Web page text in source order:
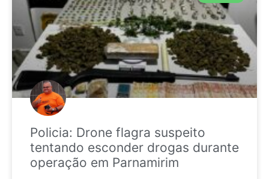
Policia: Drone flagra suspeito
tentando esconder drogas durante
operação em Parnamirim